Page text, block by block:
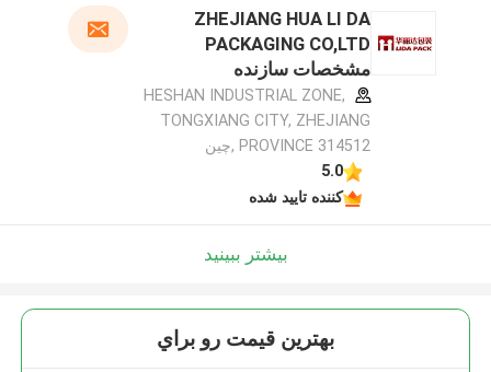
ZHEJIANG HUA LI DA
PACKAGING CO,LTD
مشخصات سازنده
HESHAN INDUSTRIAL ZONE,
TONGXIANG CITY, ZHEJIANG
PROVINCE 314512 ,چین
5.0
کننده تایید شده
بیشتر ببینید
بهترين قيمت رو براي